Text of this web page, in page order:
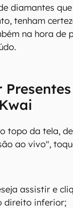
diamantes
tenham
na hora de
topo da tela,
ao vivo",
assistir e
direito inferior;